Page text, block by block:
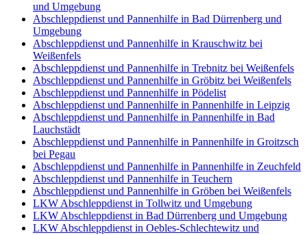
und Umgebung
Abschleppdienst und Pannenhilfe in Bad Dürrenberg und
Umgebung
Abschleppdienst und Pannenhilfe in Krauschwitz bei
Weißenfels
Abschleppdienst und Pannenhilfe in Trebnitz bei Weißenfels
Abschleppdienst und Pannenhilfe in Gröbitz bei Weißenfels
Abschleppdienst und Pannenhilfe in Pödelist
Abschleppdienst und Pannenhilfe in Pannenhilfe in Leipzig
Abschleppdienst und Pannenhilfe in Pannenhilfe in Bad
Lauchstädt
Abschleppdienst und Pannenhilfe in Pannenhilfe in Groitzsch
bei Pegau
Abschleppdienst und Pannenhilfe in Pannenhilfe in Zeuchfeld
Abschleppdienst und Pannenhilfe in Teuchern
Abschleppdienst und Pannenhilfe in Gröben bei Weißenfels
LKW Abschleppdienst in Tollwitz und Umgebung
LKW Abschleppdienst in Bad Dürrenberg und Umgebung
LKW Abschleppdienst in Oebles-Schlechtewitz und